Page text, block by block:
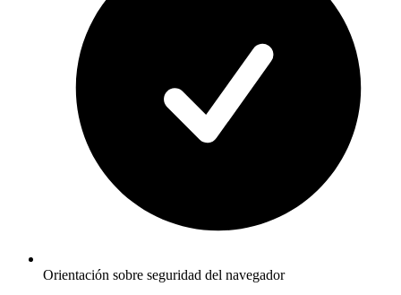
Orientación sobre seguridad del navegador